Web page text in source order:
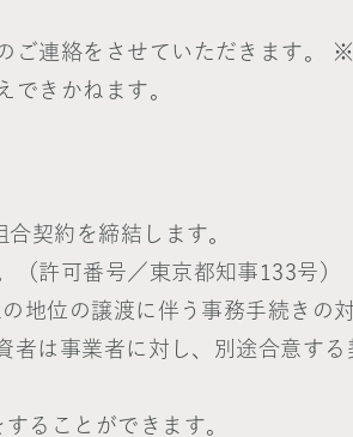
ご連絡をさせていただきます。 ※
できかねます。
契約を締結します。
許可番号／東京都知事133号）
地位の譲渡に伴う事務手続きの対
は事業者に対し、別途合意する
ることができます。